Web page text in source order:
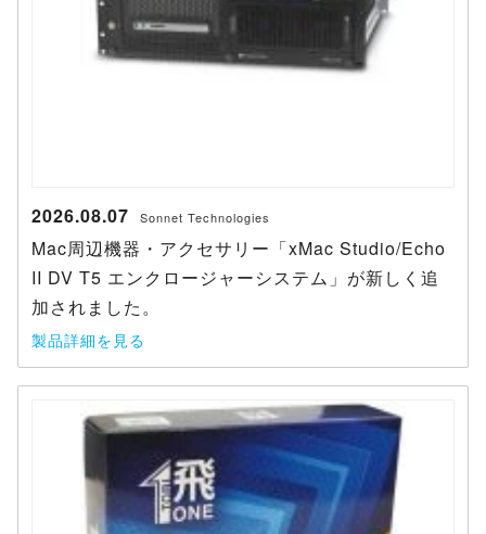
2026.08.07 Sonnet Technologies
Mac周辺機器・アクセサリー「xMac Studio/Echo
II DV T5 エンクロージャーシステム」が新しく追
加されました。
製品詳細を見る